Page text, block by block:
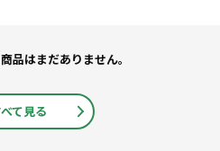
品はまだありません。
て見る